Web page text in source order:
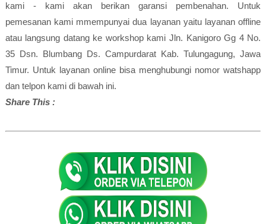
kami - kami akan berikan garansi pembenahan. Untuk
pemesanan kami mmempunyai dua layanan yaitu layanan offline
atau langsung datang ke workshop kami Jln. Kanigoro Gg 4 No.
35 Dsn. Blumbang Ds. Campurdarat Kab. Tulungagung, Jawa
Timur. Untuk layanan online bisa menghubungi nomor watshapp
dan telpon kami di bawah ini.
Share This :